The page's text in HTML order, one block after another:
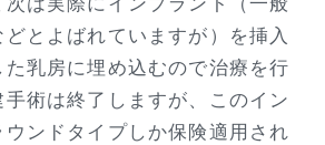
とよばれていますが）を挿入
乳房に埋め込むので治療を行
術は終了しますが、このイン
ンドタイプしか保険適用され